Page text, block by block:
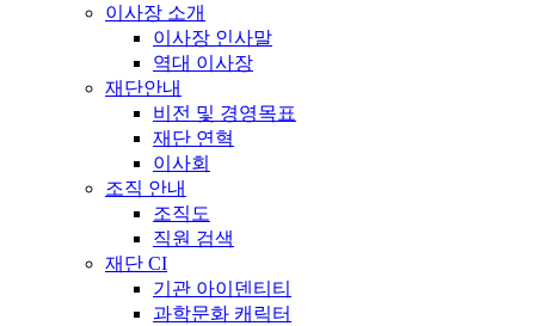
이사장 소개
이사장 인사말
역대 이사장
재단안내
비전 및 경영목표
재단 연혁
이사회
조직 안내
조직도
직원 검색
재단 CI
기관 아이덴티티
과학문화 캐릭터